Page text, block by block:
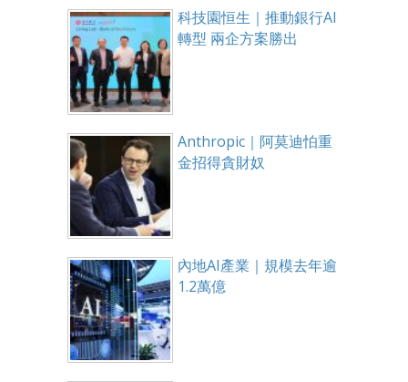
科技園恒生｜推動銀行AI
轉型 兩企方案勝出
Anthropic｜阿莫迪怕重
金招得貪財奴
內地AI產業｜規模去年逾
1.2萬億